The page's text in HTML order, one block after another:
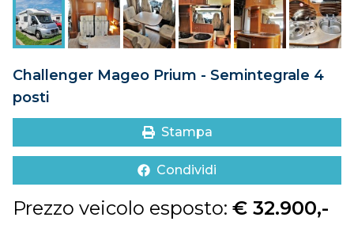
DOVE SIAMO
CONTATTI
Challenger Mageo Prium - Semintegrale 4
posti
Stampa
Condividi
Prezzo veicolo esposto: € 32.900,-